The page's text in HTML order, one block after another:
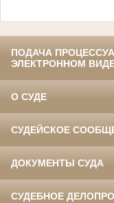
ПОДАЧА
ЭЛЕКТРОННОМ
О СУДЕ
СУДЕЙСКОЕ
ДОКУМЕНТЫ СУДА
СУДЕБНОЕ